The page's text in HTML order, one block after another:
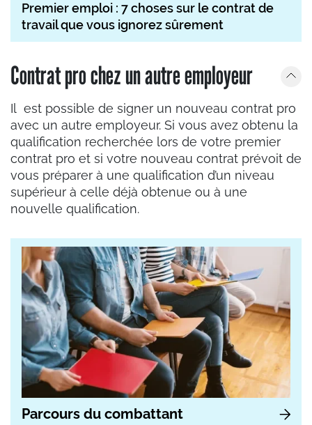
Premier emploi : 7 choses sur le contrat de
travail que vous ignorez sûrement
Contrat pro chez un autre employeur
Il est possible de signer un nouveau contrat pro
avec un autre employeur. Si vous avez obtenu la
qualification recherchée lors de votre premier
contrat pro et si votre nouveau contrat prévoit de
vous préparer à une qualification d’un niveau
supérieur à celle déjà obtenue ou à une
nouvelle qualification.
Parcours du combattant